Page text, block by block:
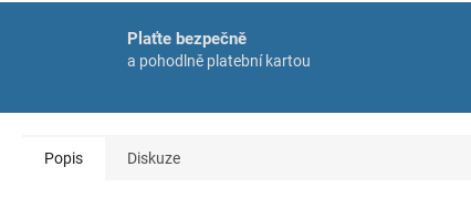
Plaťte bezpečně
a pohodlně platební kartou
Popis Diskuze